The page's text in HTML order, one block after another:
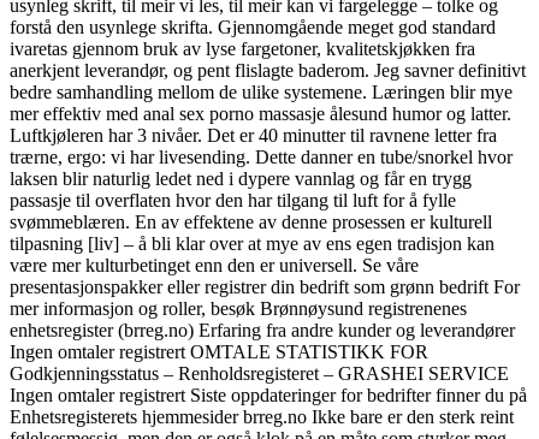
usynleg skrift, til meir vi les, til meir kan vi fargelegge – tolke og
forstå den usynlege skrifta. Gjennomgående meget god standard
ivaretas gjennom bruk av lyse fargetoner, kvalitetskjøkken fra
anerkjent leverandør, og pent flislagte baderom. Jeg savner definitivt
bedre samhandling mellom de ulike systemene. Læringen blir mye
mer effektiv med anal sex porno massasje ålesund humor og latter.
Luftkjøleren har 3 nivåer. Det er 40 minutter til ravnene letter fra
trærne, ergo: vi har livesending. Dette danner en tube/snorkel hvor
laksen blir naturlig ledet ned i dypere vannlag og får en trygg
passasje til overflaten hvor den har tilgang til luft for å fylle
svømmeblæren. En av effektene av denne prosessen er kulturell
tilpasning [liv] – å bli klar over at mye av ens egen tradisjon kan
være mer kulturbetinget enn den er universell. Se våre
presentasjonspakker eller registrer din bedrift som grønn bedrift For
mer informasjon og roller, besøk Brønnøysund registrenenes
enhetsregister (brreg.no) Erfaring fra andre kunder og leverandører
Ingen omtaler registrert OMTALE STATISTIKK FOR
Godkjenningsstatus – Renholdsregisteret – GRASHEI SERVICE
Ingen omtaler registrert Siste oppdateringer for bedrifter finner du på
Enhetsregisterets hjemmesider brreg.no Ikke bare er den sterk reint